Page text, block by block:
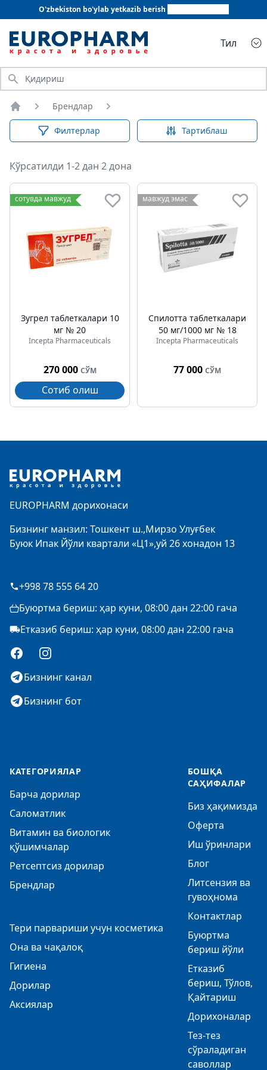
O'zbekiston bo'ylab yetkazib berish
Тил
Қидириш
Бош саҳифа
Брендлар
Филтерлар Тартиблаш
Кўрсатилди 1-2 дан 2 дона
сотувда мавжуд
Зугрел таблеткалари 10
мг № 20
Incepta Pharmaceuticals
270 000 СЎМ
Сотиб олиш
мавжуд эмас
Спилотта таблеткалари
50 мг/1000 мг № 18
Incepta Pharmaceuticals
77 000 СЎМ
EUROPHARM дорихонаси
Бизнинг манзил: Тошкент ш.,Мирзо Улуғбек
Буюк Ипак Йўли квартали «Ц1»,уй 26 хонадон 13
+998 78 555 64 20
Буюртма бериш: ҳар куни, 08:00 дан 22:00 гача
Етказиб бериш: ҳар куни, 08:00 дан 22:00 гача
FacebookInstagram
Бизнинг канал
Бизнинг бот
КАТЕГОРИЯЛАР
Барча дорилар
Саломатлик
Витамин ва биологик
қўшимчалар
Ретсептсиз дорилар
Брендлар
Тери парвариши учун косметика
Она ва чақалоқ
Гигиена
Дорилар
Аксиялар
БОШҚА
САҲИФАЛАР
Биз ҳақимизда
Оферта
Иш ўринлари
Блог
Литсензия ва
гувоҳнома
Контактлар
Буюртма
бериш йўли
Етказиб
бериш, Тўлов,
Қайтариш
Дорихоналар
Тез-тез
сўраладиган
саволлар